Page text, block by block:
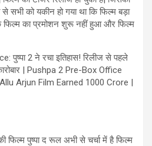
को यकीन हो गया था कि फिल्म बड़ा
फिल्म का प्रमोशन शुरू नहीं हुआ और फिल्म
पुष्पा द रूल अभी से चर्चा में है फिल्म